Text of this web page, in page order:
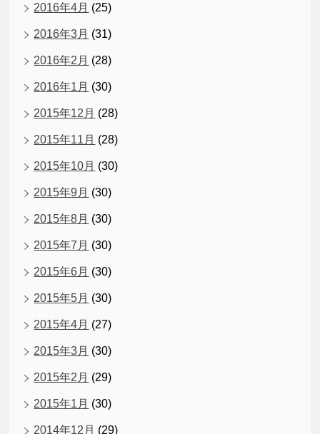
2016年4月 (25)
2016年3月 (31)
2016年2月 (28)
2016年1月 (30)
2015年12月 (28)
2015年11月 (28)
2015年10月 (30)
2015年9月 (30)
2015年8月 (30)
2015年7月 (30)
2015年6月 (30)
2015年5月 (30)
2015年4月 (27)
2015年3月 (30)
2015年2月 (29)
2015年1月 (30)
2014年12月 (29)